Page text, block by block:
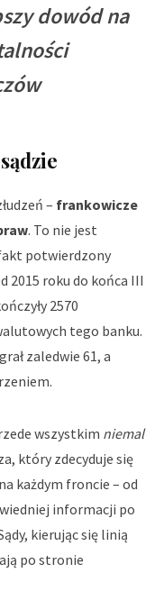
dowód na
– frankowicze
. To nie jest
potwierdzony
2015 roku do końca III
2570
tego banku.
zaledwie 61, a
wszystkim niemal
który zdecyduje się
każdym froncie – od
informacji po
kierując się linią
po stronie